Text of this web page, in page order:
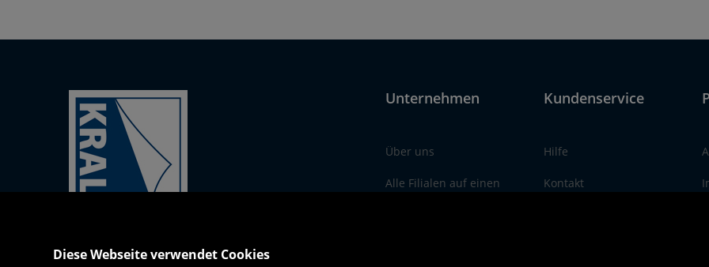
Gabrielerstrasse 171
Unternehmen
Über uns
Alle Filialen auf einen
Kundenservice
Hilfe
Kontakt
Diese Webseite verwendet Cookies